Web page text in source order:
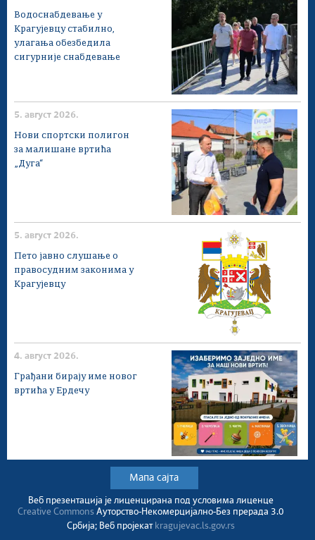
Водоснабдевање у
Крагујевцу стабилно,
улагања обезбедила
сигурније снабдевање
5. август 2026.
Нови спортски полигон
за малишане вртића
„Дуга“
5. август 2026.
Пето јавно слушање о
правосудним законима у
Крагујевцу
4. август 2026.
Грађани бирају име новог
вртића у Ердечу
Мапа сајта
Веб презентација jе лиценциранa под условима лиценце
Creative CommonsАуторство-Некомерцијално-Без прерада 3.0
Србија; Веб пројекат kragujevac.ls.gov.rs